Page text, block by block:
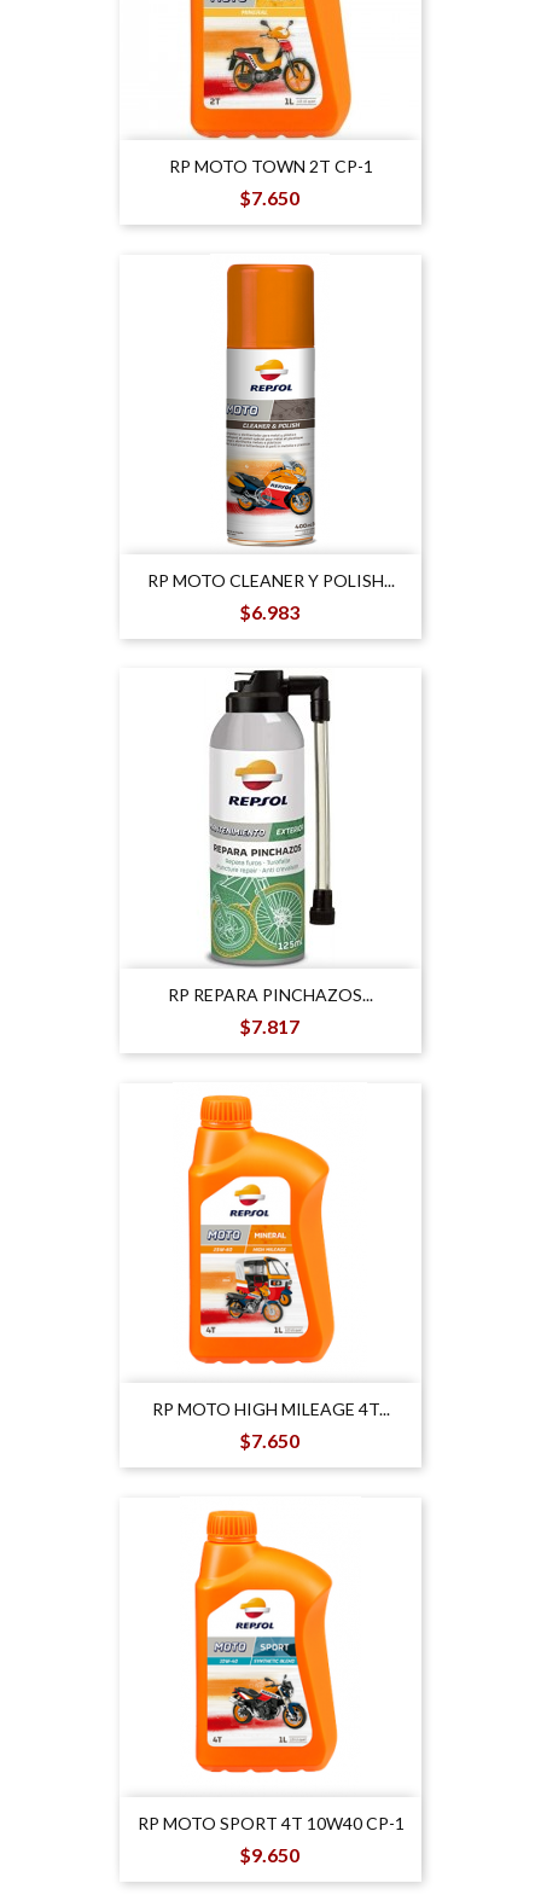
RP MOTO TOWN 2T CP-1
Precio
$7.650
RP MOTO CLEANER Y POLISH...
Precio
$6.983
RP REPARA PINCHAZOS...
Precio
$7.817
RP MOTO HIGH MILEAGE 4T...
Precio
$7.650
RP MOTO SPORT 4T 10W40 CP-1
Precio
$9.650